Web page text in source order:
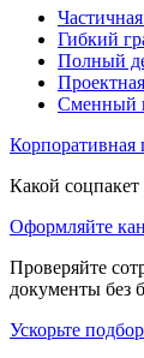
Гибкий
Полный
Сменный
Корпоративная
Какой
Оформляйте
Проверяйте
документы без
Ускорьте